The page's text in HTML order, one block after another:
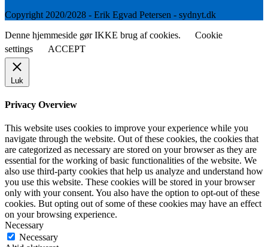
Copyright 2020/2028 - Erik Egvad Petersen - sydnyt.dk
Denne hjemmeside gør IKKE brug af cookies.
Cookie
settings
ACCEPT
Luk
Privacy Overview
This website uses cookies to improve your experience while you
navigate through the website. Out of these cookies, the cookies that
are categorized as necessary are stored on your browser as they are
essential for the working of basic functionalities of the website. We
also use third-party cookies that help us analyze and understand how
you use this website. These cookies will be stored in your browser
only with your consent. You also have the option to opt-out of these
cookies. But opting out of some of these cookies may have an effect
on your browsing experience.
Necessary
Necessary